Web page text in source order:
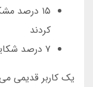
۱۵ درصد
کردند
۷ درصد شکایت از تأخیر در برداشت داشتند